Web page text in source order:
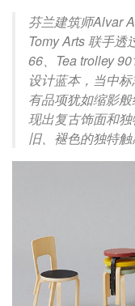
芬兰建筑师Alvar
Tomy Arts 联手
66、Tea trolley
设计蓝本，当中
有品项犹如缩影
现出复古饰面和
旧、褪色的独特触